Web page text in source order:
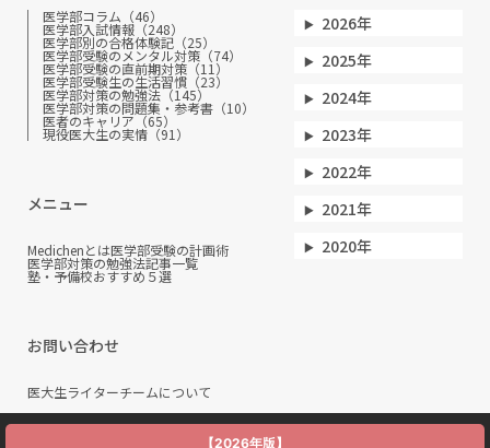
医学部コラム（46）
医学部入試情報（248）
医学部別の合格体験記（25）
医学部受験のメンタル対策（74）
医学部受験の直前期対策（11）
医学部受験生の生活習慣（23）
医学部対策の勉強法（145）
医学部対策の問題集・参考書（10）
医者のキャリア（65）
現役医大生の実情（91）
メニュー
Medichenとは医学部受験の計画術
医学部対策の勉強法記事一覧
塾・予備校おすすめ５選
お問い合わせ
医大生ライターチームについて
2026年
2025年
2024年
2023年
2022年
2021年
2020年
【2026年版】